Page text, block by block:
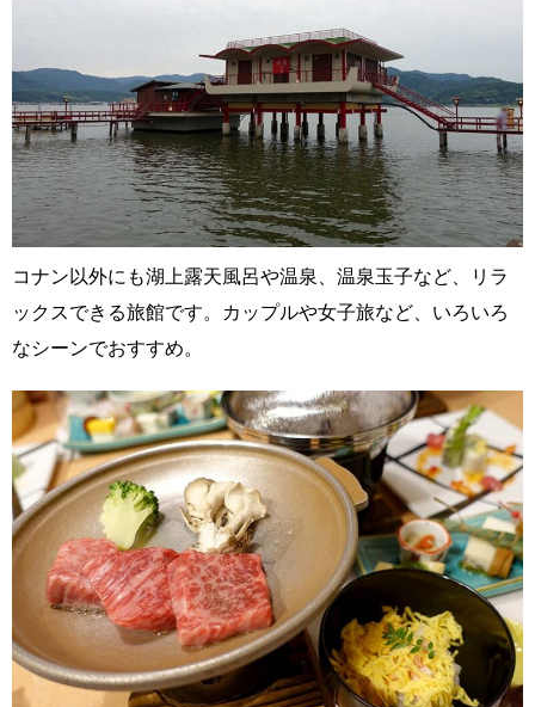
コナン以外にも湖上露天風呂や温泉、温泉玉子など、リラ
ックスできる旅館です。カップルや女子旅など、いろいろ
なシーンでおすすめ。